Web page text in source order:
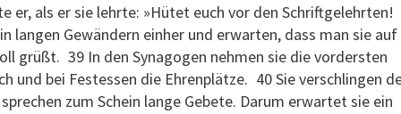
er, als er sie lehrte: »Hütet euch vor den Schriftgelehrten!
langen Gewändern einher und erwarten, dass man sie auf
grüßt. 39 In den Synagogen nehmen sie die vordersten
und bei Festessen die Ehrenplätze. 40 Sie verschlingen
zum Schein lange Gebete. Darum erwartet sie ein